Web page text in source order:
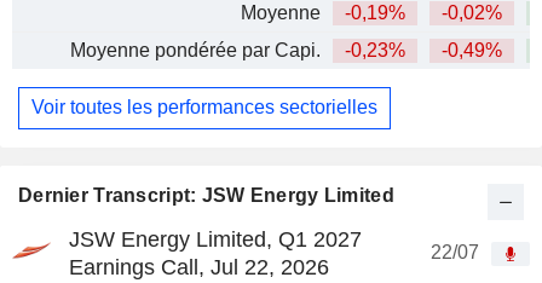
Dernier Transcript: JSW Energy Limited
JSW Energy Limited, Q1 2027
Earnings Call, Jul 22, 2026
22/07
Moyenne
-0,19% -0,02%
Moyenne pondérée par Capi.
-0,23% -0,49%
Voir toutes les performances sectorielles